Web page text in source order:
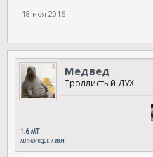
18 ноя 2016
Медвед
Троллистый ДУХ